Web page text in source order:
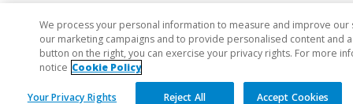
We process your personal information to measure and improve our
our marketing campaigns and to provide personalised content and
button on the right, you can exercise your privacy rights. For more
notice Cookie Policy
Your Privacy Rights Reject All Accept Cookies